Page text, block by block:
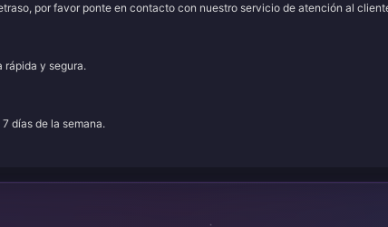
por favor ponte en contacto con nuestro servicio de atención al
rápida y segura.
días de la semana.